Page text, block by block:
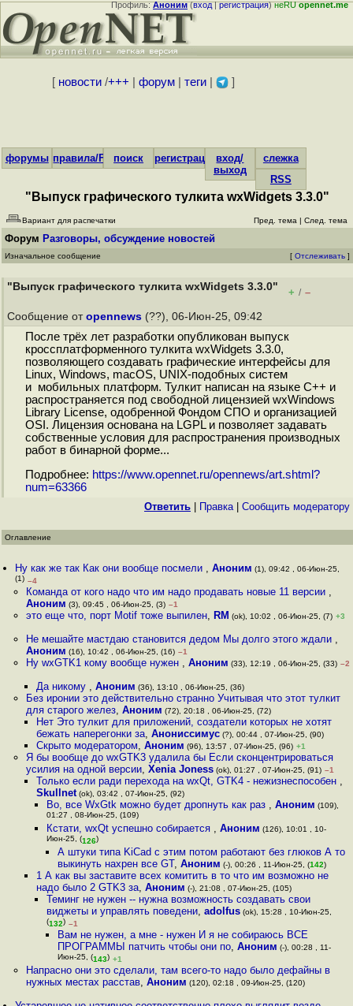
Профиль:Аноним(вход|регистрация)неRUopennet.me
[ новости/+++ форум| теги| ]
форумы правила/FAQпоиск регистрациявход/
выход
слежка
RSS
"Выпуск графического тулкита wxWidgets 3.3.0"
Вариант для распечатки Пред. тема | След. тема
Форум Разговоры, обсуждение новостей
Изначальное сообщение [ Отслеживать ]
"Выпуск графического тулкита wxWidgets 3.3.0" + / –
Сообщение от opennews (??), 06-Июн-25, 09:42
После трёх лет разработки опубликован выпуск
кроссплатформенного тулкита wxWidgets 3.3.0,
позволяющего создавать графические интерфейсы для
Linux, Windows, macOS, UNIX-подобных систем
и мобильных платформ. Тулкит написан на языке С++ и
распространяется под свободной лицензией wxWindows
Library License, одобренной Фондом СПО и организацией
OSI. Лицензия основана на LGPL и позволяет задавать
собственные условия для распространения производных
работ в бинарной форме...
Подробнее: https://www.opennet.ru/opennews/art.shtml?
num=63366
Ответить Правка| Cообщить модератору
Оглавление
Ну как же так Как они вообще посмели ,Аноним (1), 09:42 , 06-Июн-25,
(1) –4
Команда от кого надо что им надо продавать новые 11 версии ,
Аноним (3), 09:45 , 06-Июн-25, (3) –1
это еще что, порт Motif тоже выпилен, RM (ok), 10:02 , 06-Июн-25, (7) +3
Не мешайте мастдаю становится дедом Мы долго этого ждали ,
Аноним (16), 10:42 , 06-Июн-25, (16) –1
Ну wxGTK1 кому вообще нужен , Аноним (33), 12:19 , 06-Июн-25, (33) –2
Да никому , Аноним (36), 13:10 , 06-Июн-25, (36)
Без иронии это действительно странно Учитывая что этот тулкит
для старого желез, Аноним (72), 20:18 , 06-Июн-25, (72)
Нет Это тулкит для приложений, создатели которых не хотят
бежать наперегонки за, Анониссимус(?), 00:44 , 07-Июн-25, (90)
Скрыто модератором, Аноним (96), 13:57 , 07-Июн-25, (96) +1
Я бы вообще до wxGTK3 удалила бы Если сконцентрироваться
усилия на одной версии, Xenia Joness(ok), 01:27 , 07-Июн-25, (91) –1
Только если ради перехода на wxQt, GTK4 - нежизнеспособен ,
Skullnet(ok), 03:42 , 07-Июн-25, (92)
Во, все WxGtk можно будет дропнуть как раз ,Аноним (109),
01:27 , 08-Июн-25, (109)
Кстати, wxQt успешно собирается ,Аноним (126), 10:01 , 10-
Июн-25, (126)
А штуки типа KiCad с этим потом работают без глюков А то
выкинуть нахрен все GT, Аноним (-), 00:26 , 11-Июн-25, (142)
1 А как вы заставите всех комитить в то что им возможно не
надо было 2 GTK3 за, Аноним (-), 21:08 , 07-Июн-25, (105)
Теминг не нужен -- нужна возможность создавать свои
виджеты и управлять поведени,adolfus (ok), 15:28 , 10-Июн-25,
(132) –1
Вам не нужен, а мне - нужен И я не собираюсь ВСЕ
ПРОГРАММЫ патчить чтобы они по, Аноним (-), 00:28 , 11-
Июн-25, (143) +1
Напрасно они это сделали, там всего-то надо было дефайны в
нужных местах расстав, Аноним (120), 02:18 , 09-Июн-25, (120)